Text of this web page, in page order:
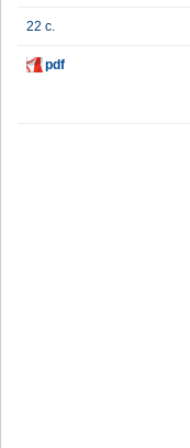
22 с.
pdf